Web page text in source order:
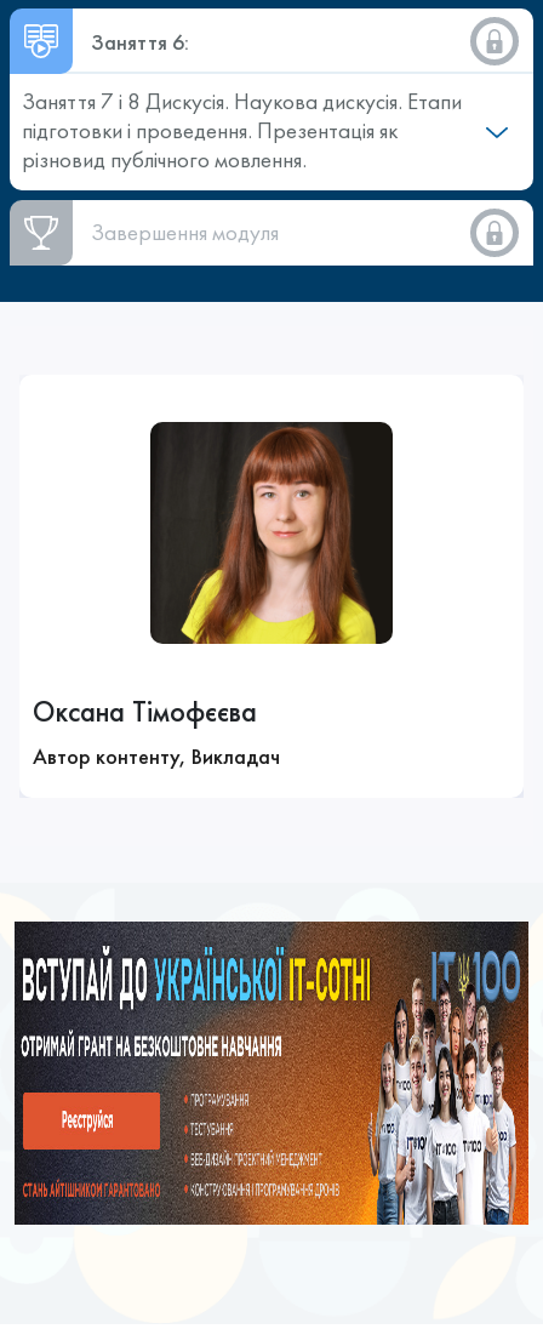
Заняття 6:
Заняття 7 і 8 Дискусія. Наукова дискусія. Етапи
підготовки і проведення. Презентація як
різновид публічного мовлення.
Завершення модуля
Оксана Тімофєєва
Автор контенту, Викладач